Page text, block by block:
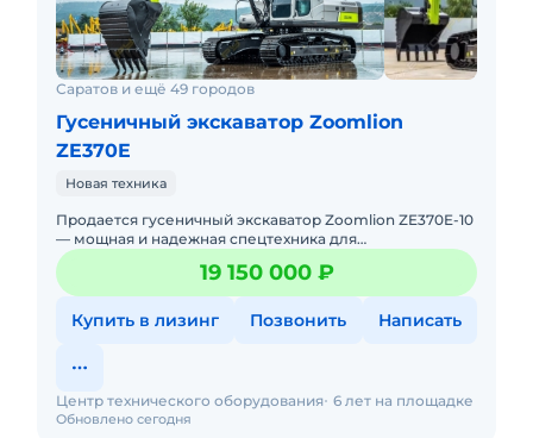
Саратов и ещё 49 городов
Гусеничный экскаватор Zoomlion
ZE370E
Новая техника
Продается гусеничный экскаватор Zoomlion ZE370E-10
— мощная и надежная спецтехника для
профессиональных строительных и землеройных
работ. Если вам нужен экскава
19 150 000 ₽
Купить в лизинг Позвонить Написать
Обновлено сегодня
Центр технического оборудования 6 лет на площадке